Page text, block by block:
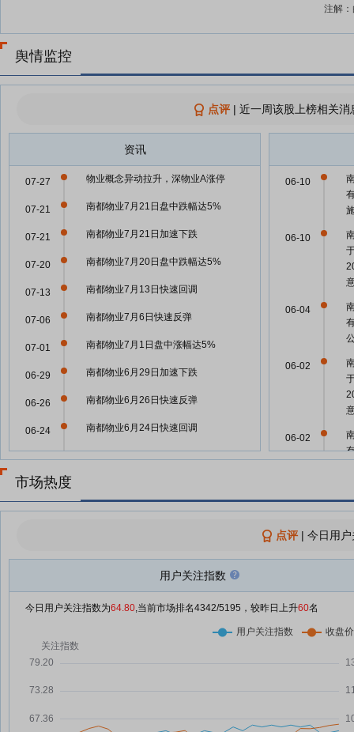
注解
舆情监控
点评| 近一周该股上榜相关
资讯
物业概念异动拉升，深物业A涨停
07-27
南都物业7月21日盘中跌幅达5%
07-21
南都物业7月21日加速下跌
07-21
南都物业7月20日盘中跌幅达5%
07-20
南都物业7月13日快速回调
07-13
南都物业7月6日快速反弹
07-06
南都物业7月1日盘中涨幅达5%
07-01
南都物业6月29日加速下跌
06-29
南都物业6月26日快速反弹
06-26
南都物业6月24日快速回调
06-24
06-16
06-15
南都物业6月11日加速下跌
06-11
南都物业拟10派2.141元 股权登记
日为6月15日
06-03
06-03
06-10
06-10
06-04
06-02
06-02
05-19
05-15
市场热度
点评| 今日用
用户关注指数
今日用户关注指数为64.80,当前市场排名4342/5195，较昨日上升60名